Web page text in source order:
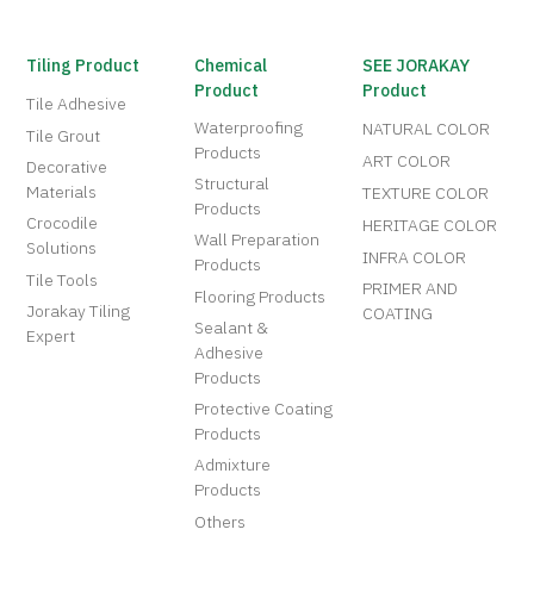
Tiling Product
Tile Adhesive
Tile Grout
Decorative
Materials
Crocodile
Solutions
Tile Tools
Jorakay Tiling
Expert
Chemical
Product
Waterproofing
Products
Structural
Products
Wall Preparation
Products
Flooring Products
Sealant &
Adhesive
Products
Protective Coating
Products
Admixture
Products
Others
SEE JORAKAY
Product
NATURAL COLOR
ART COLOR
TEXTURE COLOR
HERITAGE COLOR
INFRA COLOR
PRIMER AND
COATING